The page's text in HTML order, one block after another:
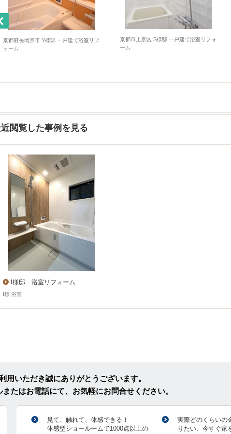
京都府長岡京市 Y様邸 一戸建て浴室リフ
ォーム
京都市上京区 S様邸 一戸建て浴室リフォ
ーム
閲覧した事例を見る
I様邸 浴室リフォーム
I様 浴室
用いただき誠にありがとうございます。
たはお電話にて、お気軽にお問合せください。
見て、触れて、体感できる！
体感型ショールームで1000点以上の
実際どのくらいの
りたい、今すぐ家